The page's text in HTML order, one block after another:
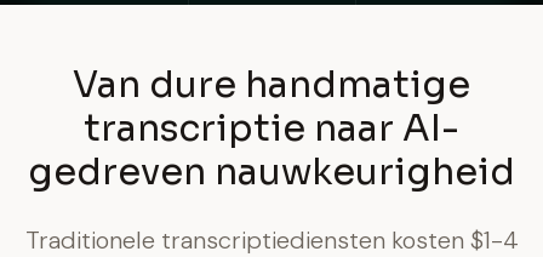
Van dure handmatige
transcriptie naar AI-
gedreven nauwkeurigheid
Traditionele transcriptiediensten kosten $1-4